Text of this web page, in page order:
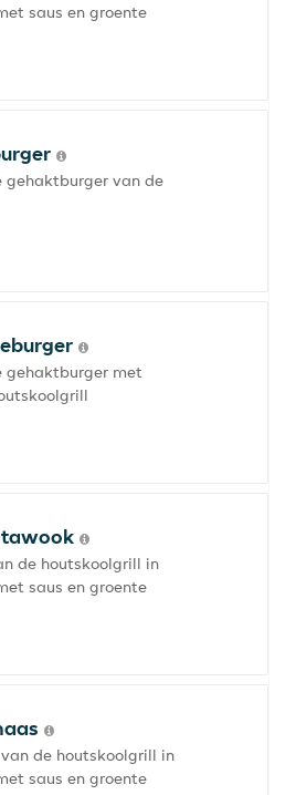
saus en groente
gehaktburger van de
gehaktburger met
de houtskoolgrill in
saus en groente
de houtskoolgrill in
saus en groente